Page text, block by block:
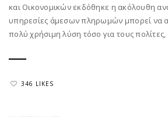
και Οικονομικών εκδόθηκε η ακόλουθη
υπηρεσίες άμεσων πληρωμών μπορεί να
πολύ χρήσιμη λύση τόσο για τους
346 LIKES